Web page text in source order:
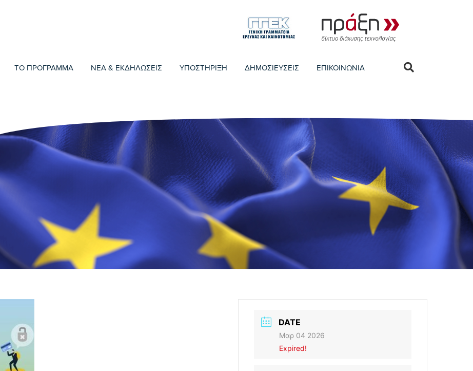
ΤΟ ΠΡΟΓΡΑΜΜΑ ΝΕΑ & ΕΚΔΗΛΩΣΕΙΣ ΥΠΟΣΤΗΡΙΞΗ ΔΗΜΟΣΙΕΥΣΕΙΣ ΕΠΙΚΟΙΝΩΝΙΑ
DATE
Μαρ 04 2026
Expired!